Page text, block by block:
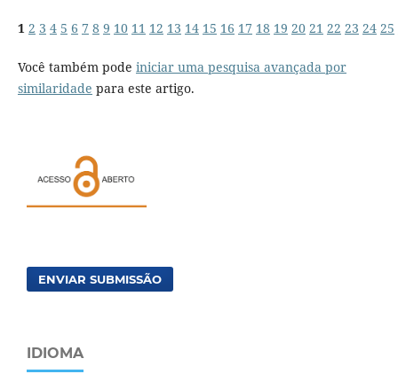
1 2 3 4 5 6 7 8 9 10 11 12 13 14 15 16 17 18 19 20 21 22 23 24 25
Você também pode iniciar uma pesquisa avançada por
similaridade para este artigo.
ENVIAR SUBMISSÃO
IDIOMA